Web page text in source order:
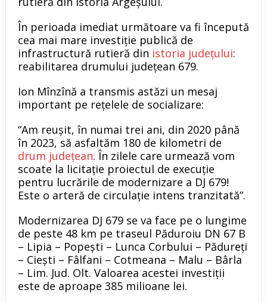
În perioada imediat următoare va fi începută
cea mai mare investiție publică de
infrastructură rutieră din istoria județului:
reabilitarea drumului județean 679.
Ion Mînzînă a transmis astăzi un mesaj
important pe rețelele de socializare:
“Am reușit, în numai trei ani, din 2020 până
în 2023, să asfaltăm 180 de kilometri de
drum județean. În zilele care urmează vom
scoate la licitație proiectul de execuție
pentru lucrările de modernizare a DJ 679!
Este o arteră de circulație intens tranzitată”.
Modernizarea DJ 679 se va face pe o lungime
de peste 48 km pe traseul Păduroiu DN 67 B
– Lipia – Popești – Lunca Corbului – Pădureţi
– Ciești – Fâlfani – Cotmeana – Malu – Bârla
– Lim. Jud. Olt. Valoarea acestei investiții
este de aproape 385 milioane lei.